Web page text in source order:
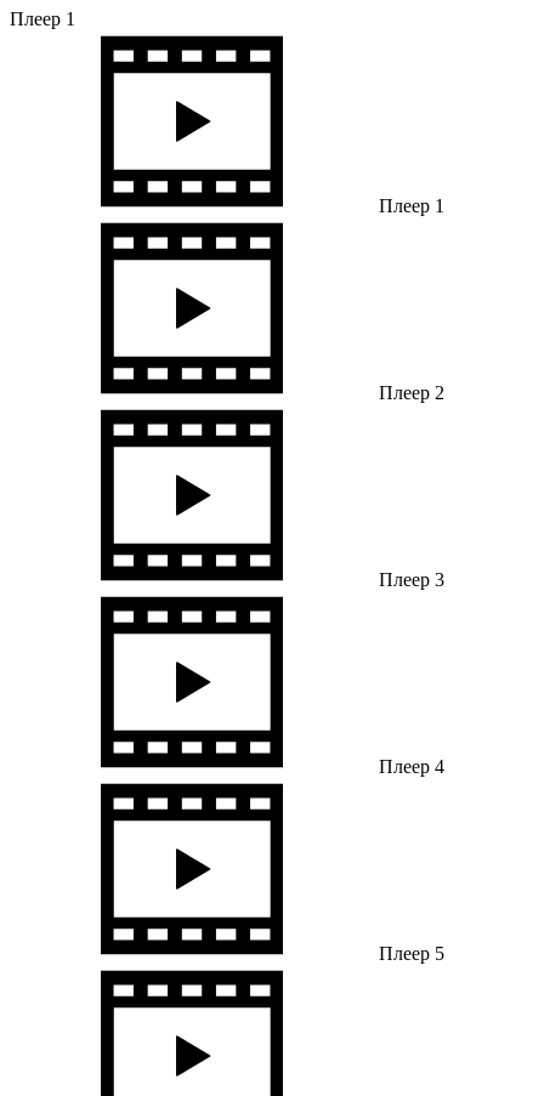
Плеер 1
Плеер 1
Плеер 2
Плеер 3
Плеер 4
Плеер 5